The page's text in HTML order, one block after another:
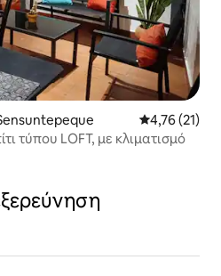
Μέση
4,76 (21)
τύπου LOFT, με κλιματισμό